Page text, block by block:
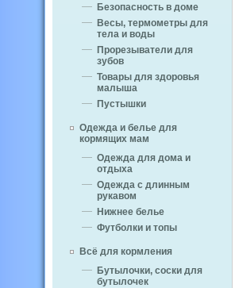
Безопасность в доме
Весы, термометры для
тела и воды
Прорезыватели для
зубов
Товары для здоровья
малыша
Пустышки
Одежда и белье для
кормящих мам
Одежда для дома и
отдыха
Одежда с длинным
рукавом
Нижнее белье
Футболки и топы
Всё для кормления
Бутылочки, соски для
бутылочек